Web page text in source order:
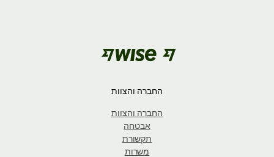
החברה והצוות
החברה והצוות
אבטחה
תקשורת
משרות